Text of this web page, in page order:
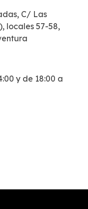
C/ Las
locales 57-58,
y de 18:00 a